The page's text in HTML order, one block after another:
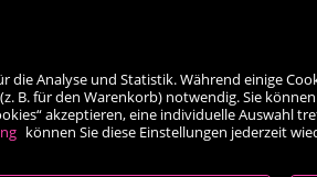
Analyse und Statistik. Während einige
für den Warenkorb) notwendig. Sie
akzeptieren, eine individuelle Auswahl
können Sie diese Einstellungen jederzeit